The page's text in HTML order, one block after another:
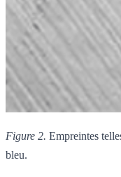
Figure 2. Empreintes
bleu.